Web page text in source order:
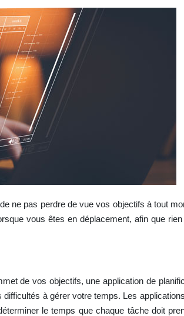
ne pas perdre de vue vos objectifs à tout
vous êtes en déplacement, afin que
de vos objectifs, une application de
à gérer votre temps. Les
le temps que chaque tâche doit